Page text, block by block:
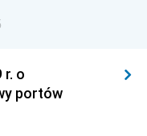
r. o
portów